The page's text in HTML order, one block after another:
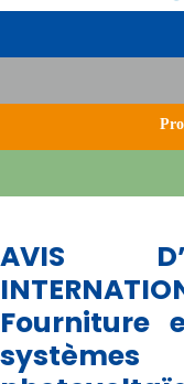
AVIS
Fourniture